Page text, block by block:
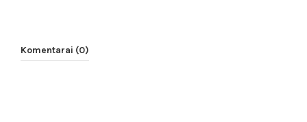
Komentarai (0)